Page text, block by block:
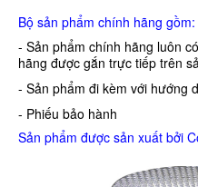
Bộ sản phẩm chính hãng gồm:
- Sản phẩm chính hãng luôn
hãng được gắn trực tiếp trên
- Sản phẩm đi kèm với hướng
- Phiếu bảo hành
Sản phẩm được sản xuất bởi